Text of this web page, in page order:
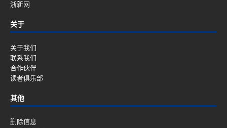
浙新网
关于
关于我们
联系我们
合作伙伴
读者俱乐部
其他
删除信息